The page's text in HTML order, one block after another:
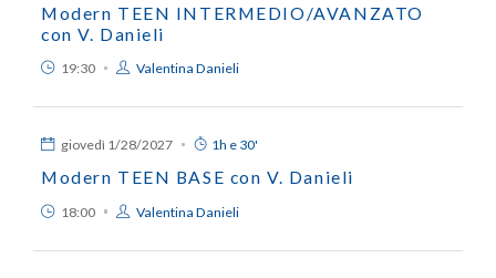
Modern TEEN INTERMEDIO/AVANZATO
con V. Danieli
19:30 Valentina Danieli
giovedì 1/28/2027 1h e 30'
Modern TEEN BASE con V. Danieli
18:00 Valentina Danieli